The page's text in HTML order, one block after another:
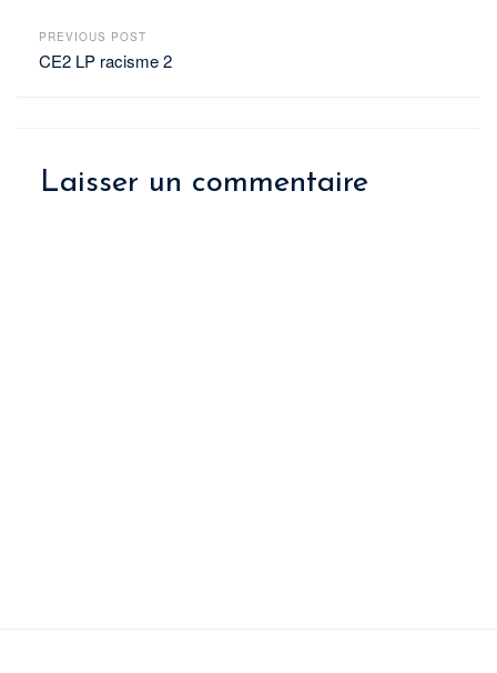
PREVIOUS POST
CE2 LP racisme 2
Laisser un commentaire